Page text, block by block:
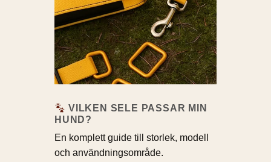
VILKEN SELE PASSAR MIN
HUND?
En komplett guide till storlek, modell
och användningsområde.